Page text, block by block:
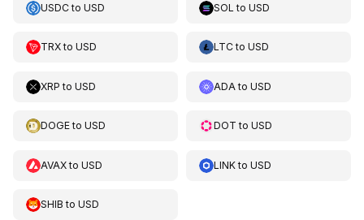
USDCto USD SOL toUSD
TRXto USD LTCtoUSD
XRP to USD ADA toUSD
DOGEto USD DOT toUSD
AVAXto USD LINKtoUSD
SHIB to USD